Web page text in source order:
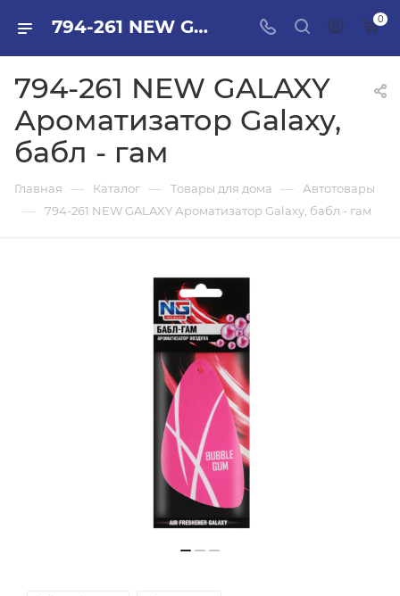
794-261 NEW GALAXY Ароматизатор Galaxy, бабл - гам в ПИЛОН — купить стройматериалы в интернет-магазине ПИЛОН с доставкой оптом и в розницу 0
794-261 NEW GALAXY
Ароматизатор Galaxy,
бабл - гам
Главная — Каталог — Товары для дома — Автотовары
— 794-261 NEW GALAXY Ароматизатор Galaxy, бабл - гам